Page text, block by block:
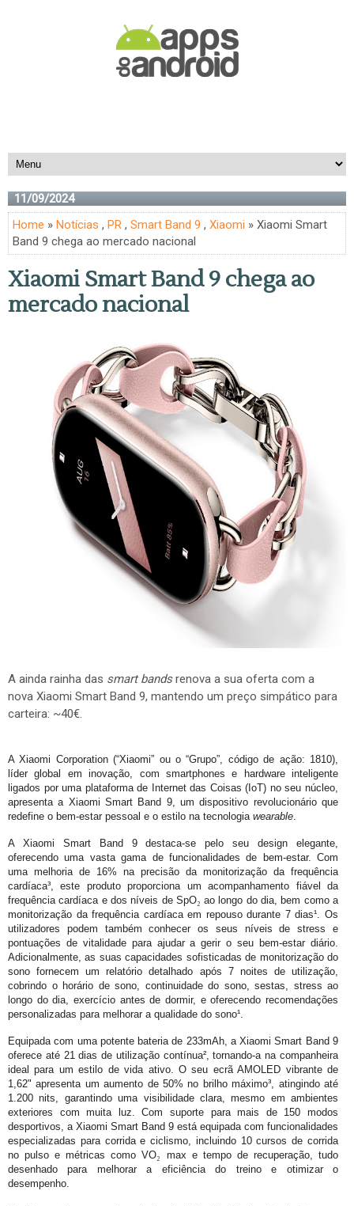
11/09/2024
Home » Notícias , PR , Smart Band 9 , Xiaomi » Xiaomi Smart
Band 9 chega ao mercado nacional
Xiaomi Smart Band 9 chega ao
mercado nacional
A ainda rainha das smart bandsrenova a sua oferta com a
nova Xiaomi Smart Band 9, mantendo um preço simpático para
carteira: ~40€.
A Xiaomi Corporation (“Xiaomi” ou o “Grupo”, código de ação: 1810),
líder global em inovação, com smartphones e hardware inteligente
ligados por uma plataforma de Internet das Coisas (IoT) no seu núcleo,
apresenta a Xiaomi Smart Band 9, um dispositivo revolucionário que
redefine o bem-estar pessoal e o estilo na tecnologia wearable.
A Xiaomi Smart Band 9 destaca-se pelo seu design elegante,
oferecendo uma vasta gama de funcionalidades de bem-estar. Com
uma melhoria de 16% na precisão da monitorização da frequência
cardíaca³, este produto proporciona um acompanhamento fiável da
frequência cardíaca e dos níveis de SpO₂ ao longo do dia, bem como a
monitorização da frequência cardíaca em repouso durante 7 dias¹. Os
utilizadores podem também conhecer os seus níveis de stress e
pontuações de vitalidade para ajudar a gerir o seu bem-estar diário.
Adicionalmente, as suas capacidades sofisticadas de monitorização do
sono fornecem um relatório detalhado após 7 noites de utilização,
cobrindo o horário de sono, continuidade do sono, sestas, stress ao
longo do dia, exercício antes de dormir, e oferecendo recomendações
personalizadas para melhorar a qualidade do sono¹.
Equipada com uma potente bateria de 233mAh, a Xiaomi Smart Band 9
oferece até 21 dias de utilização contínua², tornando-a na companheira
ideal para um estilo de vida ativo. O seu ecrã AMOLED vibrante de
1,62" apresenta um aumento de 50% no brilho máximo³, atingindo até
1.200 nits, garantindo uma visibilidade clara, mesmo em ambientes
exteriores com muita luz. Com suporte para mais de 150 modos
desportivos, a Xiaomi Smart Band 9 está equipada com funcionalidades
especializadas para corrida e ciclismo, incluindo 10 cursos de corrida
no pulso e métricas como VO₂ max e tempo de recuperação, tudo
desenhado para melhorar a eficiência do treino e otimizar o
desempenho.